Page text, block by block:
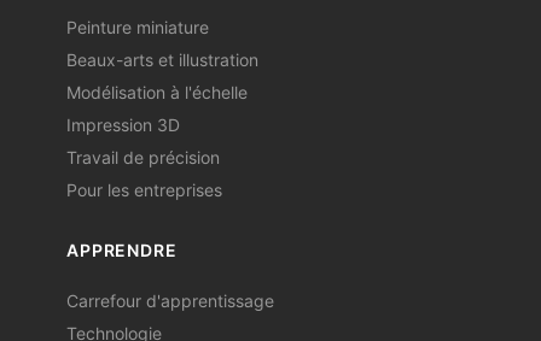
Peinture miniature
Beaux-arts et illustration
Modélisation à l'échelle
Impression 3D
Travail de précision
Pour les entreprises
APPRENDRE
Carrefour d'apprentissage
Technologie